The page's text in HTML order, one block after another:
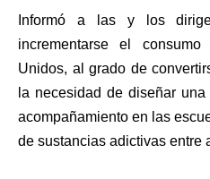
Informó a las y los
incrementarse el
Unidos, al grado de
la necesidad de diseñar
acompañamiento en las
de sustancias adictivas entre